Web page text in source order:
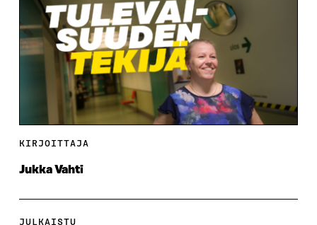
KIRJOITTAJA
Jukka Vahti
JULKAISTU